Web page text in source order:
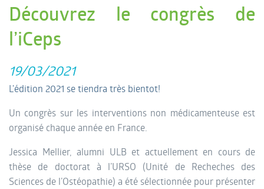
Découvrez le congrès de
l’iCeps
19/03/2021
L'édition 2021 se tiendra très bientot!
Un congrès sur les interventions non médicamenteuse est
organisé chaque année en France.
Jessica Mellier, alumni ULB et actuellement en cours de
thèse de doctorat à l’URSO (Unité de Recheches des
Sciences de l’Ostéopathie) a été sélectionnée pour présenter